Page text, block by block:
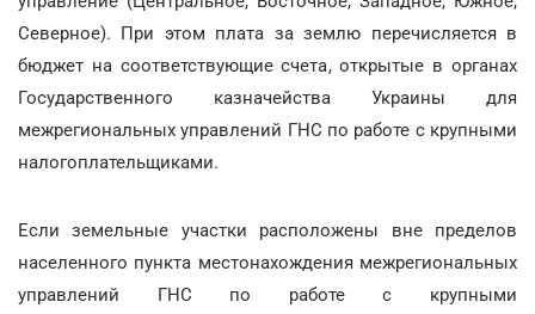
Северное). При этом плата за землю перечисляется в
бюджет на соответствующие счета, открытые в органах
Государственного казначейства Украины для
межрегиональных управлений ГНС по работе с крупными
налогоплательщиками.
Если земельные участки расположены вне пределов
населенного пункта местонахождения межрегиональных
управлений ГНС по работе с крупными